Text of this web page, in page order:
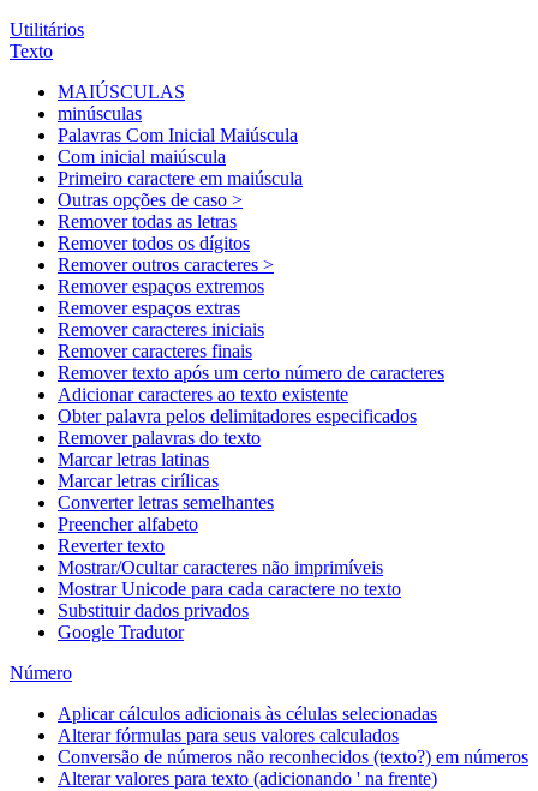
Utilitários
Texto
MAIÚSCULAS
minúsculas
Palavras Com Inicial Maiúscula
Com inicial maiúscula
Primeiro caractere em maiúscula
Outras opções de caso >
Remover todas as letras
Remover todos os dígitos
Remover outros caracteres >
Remover espaços extremos
Remover espaços extras
Remover caracteres iniciais
Remover caracteres finais
Remover texto após um certo número de caracteres
Adicionar caracteres ao texto existente
Obter palavra pelos delimitadores especificados
Remover palavras do texto
Marcar letras latinas
Marcar letras cirílicas
Converter letras semelhantes
Preencher alfabeto
Reverter texto
Mostrar/Ocultar caracteres não imprimíveis
Mostrar Unicode para cada caractere no texto
Substituir dados privados
Google Tradutor
Número
Aplicar cálculos adicionais às células selecionadas
Alterar fórmulas para seus valores calculados
Conversão de números não reconhecidos (texto?) em números
Alterar valores para texto (adicionando ' na frente)